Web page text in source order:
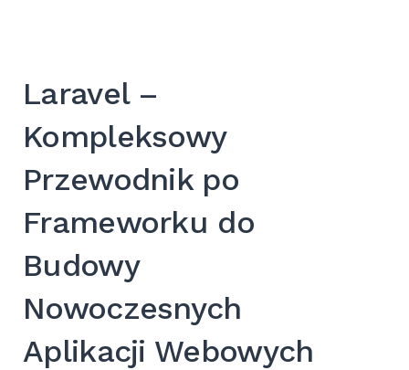
Laravel –
Kompleksowy
Przewodnik po
Frameworku do
Budowy
Nowoczesnych
Aplikacji Webowych